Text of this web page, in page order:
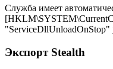
Служба имеет
"ServiceDllUnloadOnStop"
Экспорт Stealth